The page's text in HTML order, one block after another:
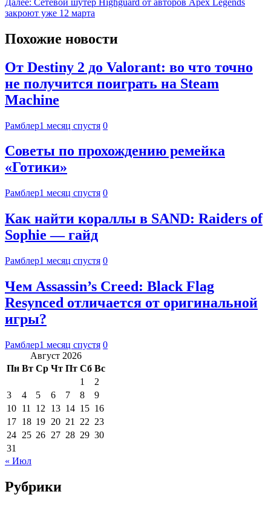
закроют уже 12 марта
Похожие новости
От Destiny 2 до Valorant: во что точно
не получится поиграть на Steam
Machine
Рамблер1 месяц спустя 0
Советы по прохождению ремейка
«Готики»
Рамблер1 месяц спустя 0
Как найти кораллы в SAND: Raiders of
Sophie — гайд
Рамблер1 месяц спустя 0
Чем Assassin’s Creed: Black Flag
Resynced отличается от оригинальной
игры?
Рамблер1 месяц спустя 0
Август 2026
Пн Вт Ср Чт Пт Сб Вс
1
2
3
4 5 6 7 8
9
10 11 12 13 14 15 16
17 18 19 20 21 22 23
24 25 26 27 28 29 30
31
« Июл
Рубрики